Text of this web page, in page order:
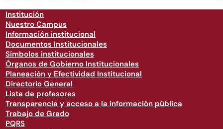
Institución
Nuestro Campus
Información institucional
Documentos Institucionales
Símbolos institucionales
Órganos de Gobierno Institucionales
Planeación y Efectividad Institucional
Directorio General
Lista de profesores
Transparencia y acceso a la información pública
Trabajo de Grado
PQRS